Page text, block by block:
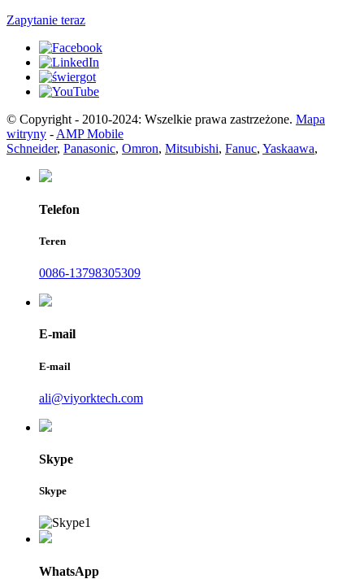
Zapytanie teraz
© Copyright - 2010-2024: Wszelkie prawa zastrzeżone. Mapa
witryny - AMP Mobile
Schneider, Panasonic, Omron, Mitsubishi, Fanuc, Yaskaawa,
Telefon
Teren
0086-13798305309
E-mail
E-mail
ali@viyorktech.com
Skype
Skype
WhatsApp